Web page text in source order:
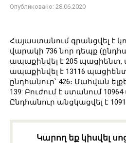
Опубликовано: 28.06.2020
Հայաստանում գրանցվել է
վարակի 736 նոր դեպք
ապաքինվել է 205 պացիենտ,
ապաքինվել է 13116
ընդհանուր՝ 426։ Մահվան
139: Բուժում է ստանում
Ընդհանուր անցկացվել է
Կարող եք կիսվել